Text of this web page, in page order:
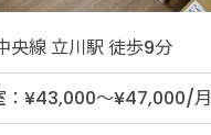
央線 立川駅 徒歩9分
：¥43,000～¥47,000/月